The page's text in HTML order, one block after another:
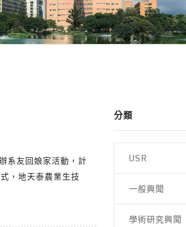
系友回娘家活動，計
，地天泰農業生技
分類
USR
一般興聞
學術研究興聞